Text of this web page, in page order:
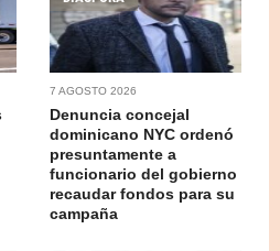
7 AGOSTO 2026
Denuncia concejal
dominicano NYC ordenó
presuntamente a
funcionario del gobierno
recaudar fondos para su
campaña